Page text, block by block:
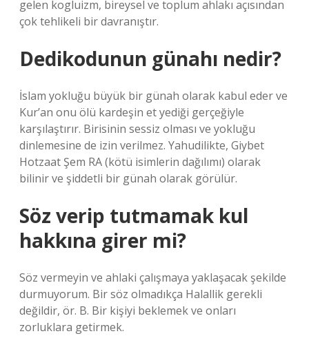
gelen kogluizm, bireysel ve toplum ahlakı açısından
çok tehlikeli bir davranıştır.
Dedikodunun günahı nedir?
İslam yokluğu büyük bir günah olarak kabul eder ve
Kur’an onu ölü kardeşin et yediği gerçeğiyle
karşılaştırır. Birisinin sessiz olması ve yokluğu
dinlemesine de izin verilmez. Yahudilikte, Giybet
Hotzaat Şem RA (kötü isimlerin dağılımı) olarak
bilinir ve şiddetli bir günah olarak görülür.
Söz verip tutmamak kul
hakkına girer mi?
Söz vermeyin ve ahlaki çalışmaya yaklaşacak şekilde
durmuyorum. Bir söz olmadıkça Halallik gerekli
değildir, ör. B. Bir kişiyi beklemek ve onları
zorluklara getirmek.